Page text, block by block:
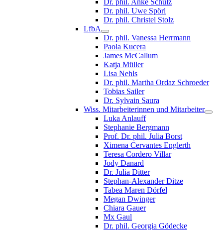
Dr. phil. Uwe Spörl
Dr. phil. Christel Stolz
LfbA
Dr. phil. Vanessa Herrmann
Paola Kucera
James McCallum
Katja Müller
Lisa Nehls
Dr. phil. Martha Ordaz Schroeder
Tobias Sailer
Dr. Sylvain Saura
Wiss. Mitarbeiterinnen und Mitarbeiter
Luka Anlauff
Stephanie Bergmann
Prof. Dr. phil. Julia Borst
Ximena Cervantes Englerth
Teresa Cordero Villar
Jody Danard
Dr. Julia Ditter
Stephan-Alexander Ditze
Tabea Maren Dörfel
Megan Dwinger
Chiara Gauer
Mx Gaul
Dr. phil. Georgia Gödecke